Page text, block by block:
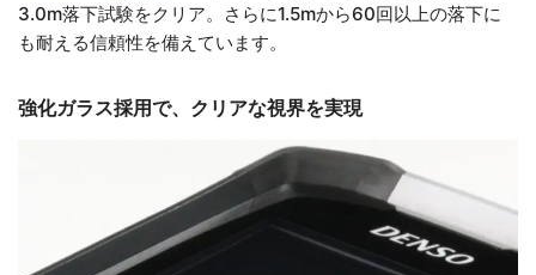
3.0m落下試験をクリア。さらに1.5mから60回以上の落下に
も耐える信頼性を備えています。
強化ガラス採用で、クリアな視界を実現